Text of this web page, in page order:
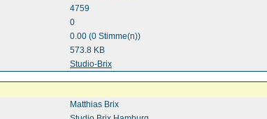
4759
0
0.00 (0 Stimme(n))
573.8 KB
Studio-Brix
Matthias Brix